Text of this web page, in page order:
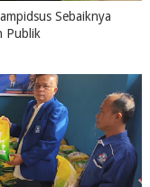
Sebaiknya
Publik